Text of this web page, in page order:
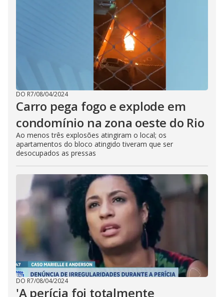
DO R7/08/04/2024
Carro pega fogo e explode em
condomínio na zona oeste do Rio
Ao menos três explosões atingiram o local; os
apartamentos do bloco atingido tiveram que ser
desocupados as pressas
DO R7/08/04/2024
'A perícia foi totalmente